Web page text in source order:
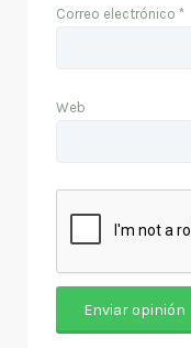
Correo electrónico *
Web